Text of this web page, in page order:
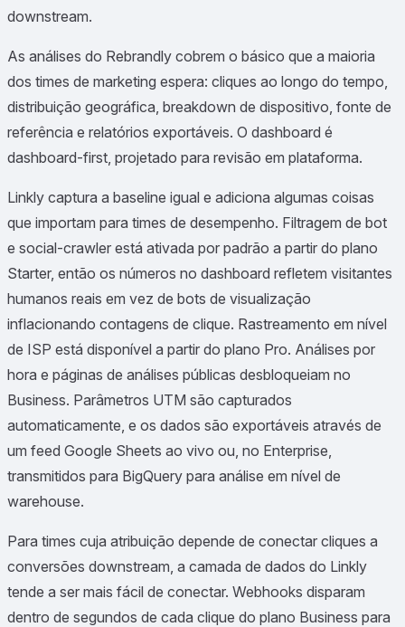
downstream.
As análises do Rebrandly cobrem o básico que a maioria
dos times de marketing espera: cliques ao longo do tempo,
distribuição geográfica, breakdown de dispositivo, fonte de
referência e relatórios exportáveis. O dashboard é
dashboard-first, projetado para revisão em plataforma.
Linkly captura a baseline igual e adiciona algumas coisas
que importam para times de desempenho. Filtragem de bot
e social-crawler está ativada por padrão a partir do plano
Starter, então os números no dashboard refletem visitantes
humanos reais em vez de bots de visualização
inflacionando contagens de clique. Rastreamento em nível
de ISP está disponível a partir do plano Pro. Análises por
hora e páginas de análises públicas desbloqueiam no
Business. Parâmetros UTM são capturados
automaticamente, e os dados são exportáveis através de
um feed Google Sheets ao vivo ou, no Enterprise,
transmitidos para BigQuery para análise em nível de
warehouse.
Para times cuja atribuição depende de conectar cliques a
conversões downstream, a camada de dados do Linkly
tende a ser mais fácil de conectar. Webhooks disparam
dentro de segundos de cada clique do plano Business para